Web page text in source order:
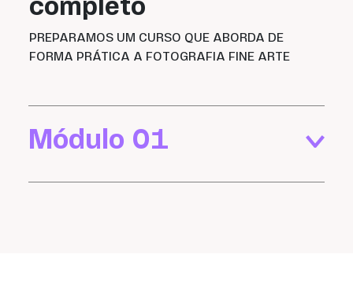
completo
PREPARAMOS UM CURSO QUE ABORDA DE
FORMA PRÁTICA A FOTOGRAFIA FINE ARTE
Módulo 01